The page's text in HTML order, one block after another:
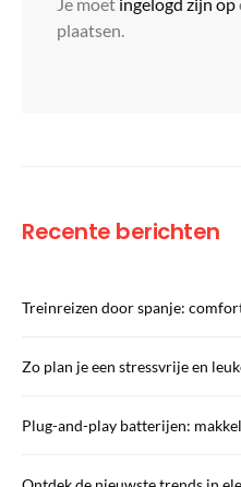
Je moet ingelogd zijn op
plaatsen.
Recente berichten
Treinreizen door spanje:
Zo plan je een stressvrije en
Plug-and-play batterijen: